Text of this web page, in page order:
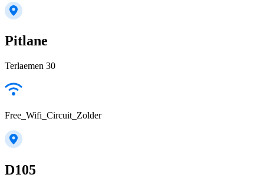
Pitlane
Terlaemen 30
Free_Wifi_Circuit_Zolder
D105